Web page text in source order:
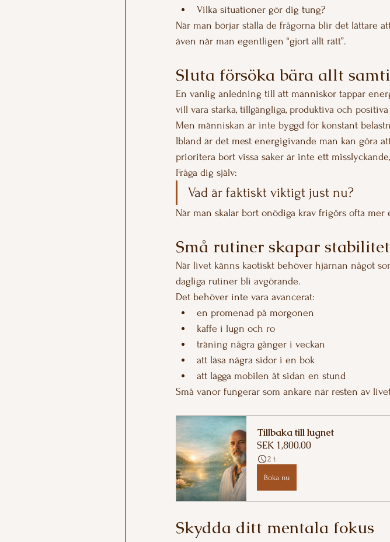
Vilka situationer gör dig tung?
När man börjar ställa de frågorna blir det lättare
även när man egentligen “gjort allt rätt”.
Sluta försöka bära allt
En vanlig anledning till att människor tappar
vill vara starka, tillgängliga, produktiva och
Men människan är inte byggd för konstant
Ibland är det mest energigivande man kan göra
prioritera bort vissa saker är inte ett
Fråga dig själv:
Vad är faktiskt viktigt just nu?
När man skalar bort onödiga krav frigörs ofta mer
Små rutiner skapar stabilitet
När livet känns kaotiskt behöver hjärnan något
dagliga rutiner bli avgörande.
Det behöver inte vara avancerat:
en promenad på morgonen
kaffe i lugn och ro
träning några gånger i veckan
att läsa några sidor i en bok
att lägga mobilen åt sidan en stund
Små vanor fungerar som ankare när resten av
Tillbaka till lugnet
SEK 1,800.00
2 t
Boka nu
Skydda ditt mentala fokus